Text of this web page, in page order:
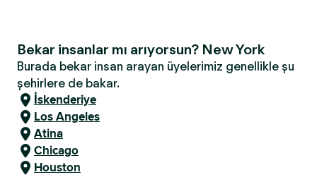
Bekar insanlar mı arıyorsun? New York
Burada bekar insan arayan üyelerimiz genellikle şu
şehirlere de bakar.
İskenderiye
Los Angeles
Atina
Chicago
Houston